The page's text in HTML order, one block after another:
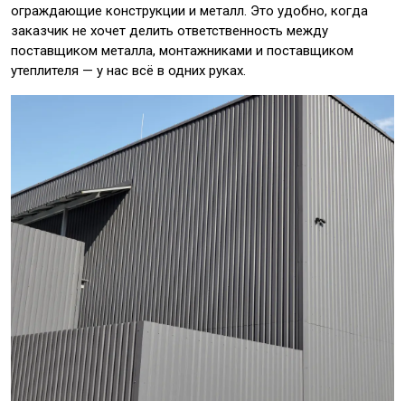
ограждающие конструкции и металл. Это удобно, когда
заказчик не хочет делить ответственность между
поставщиком металла, монтажниками и поставщиком
утеплителя — у нас всё в одних руках.